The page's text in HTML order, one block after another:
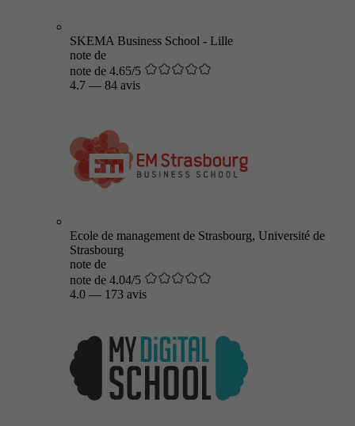
SKEMA Business School - Lille
note de
note de 4.65/5
4.7 — 84 avis
Ecole de management de Strasbourg, Université de
Strasbourg
note de
note de 4.04/5
4.0 — 173 avis